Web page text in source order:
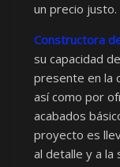
un precio justo.
Constructora
su capacidad
presente en la
así como por
acabados
proyecto es
al detalle y a la